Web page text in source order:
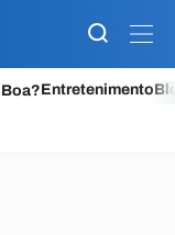
Entretenimento